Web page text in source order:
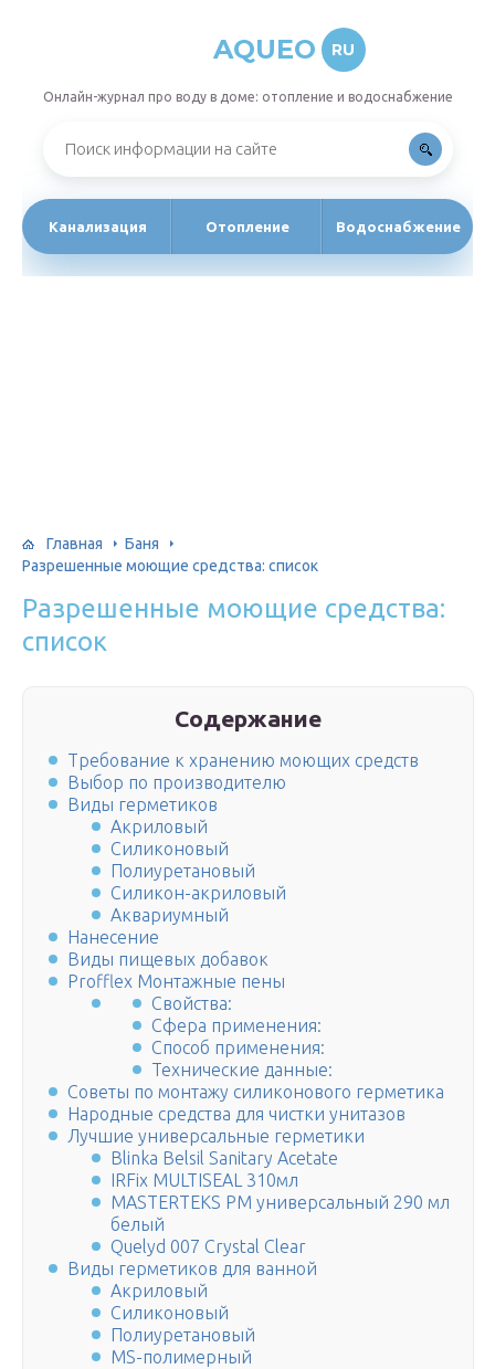
AQUEO RU
Онлайн-журнал про воду в доме: отопление и водоснабжение
Канализация Отопление Водоснабжение
Главная
Баня
Разрешенные моющие средства: список
Разрешенные моющие средства:
список
Содержание
Требование к хранению моющих средств
Выбор по производителю
Виды герметиков
Акриловый
Силиконовый
Полиуретановый
Силикон-акриловый
Аквариумный
Нанесение
Виды пищевых добавок
Profflex Монтажные пены
Свойства:
Сфера применения:
Способ применения:
Технические данные:
Советы по монтажу силиконового герметика
Народные средства для чистки унитазов
Лучшие универсальные герметики
Blinka Belsil Sanitary Acetate
IRFix MULTISEAL 310мл
MASTERTEKS PM универсальный 290 мл
белый
Quelyd 007 Crystal Clear
Виды герметиков для ванной
Акриловый
Силиконовый
Полиуретановый
MS-полимерный